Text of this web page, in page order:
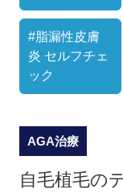
#脂漏性皮膚
炎 セルフチェ
ック
AGA治療
自毛植毛の